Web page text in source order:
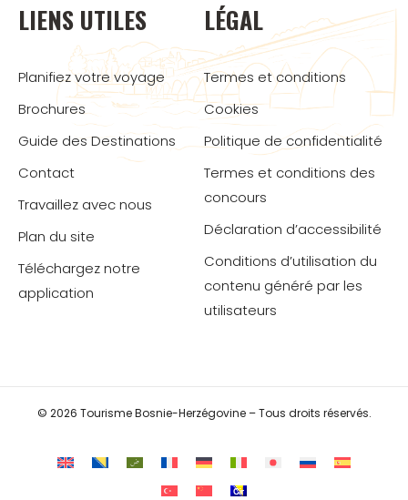
LIENS UTILES
Planifiez votre voyage
Brochures
Guide des Destinations
Contact
Travaillez avec nous
Plan du site
Téléchargez notre
application
LÉGAL
Termes et conditions
Cookies
Politique de confidentialité
Termes et conditions des
concours
Déclaration d’accessibilité
Conditions d’utilisation du
contenu généré par les
utilisateurs
© 2026 Tourisme Bosnie-Herzégovine – Tous droits réservés.